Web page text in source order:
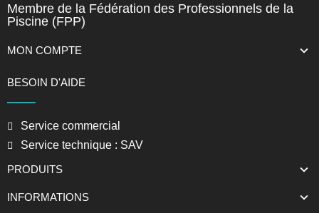
Membre de la Fédération des Professionnels de la
Piscine (FPP)
MON COMPTE
BESOIN D'AIDE
Service commercial
Service technique : SAV
PRODUITS
INFORMATIONS